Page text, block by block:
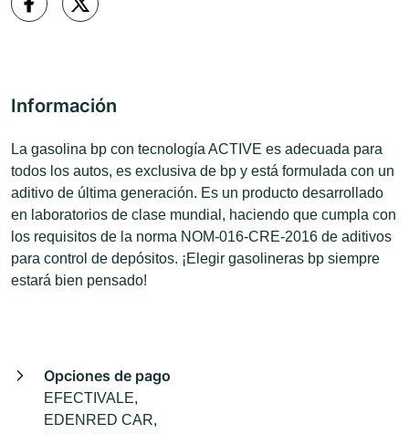
Información
La gasolina bp con tecnología ACTIVE es adecuada para
todos los autos, es exclusiva de bp y está formulada con un
aditivo de última generación. Es un producto desarrollado
en laboratorios de clase mundial, haciendo que cumpla con
los requisitos de la norma NOM-016-CRE-2016 de aditivos
para control de depósitos. ¡Elegir gasolineras bp siempre
estará bien pensado!
Opciones de pago
EFECTIVALE,
EDENRED CAR,